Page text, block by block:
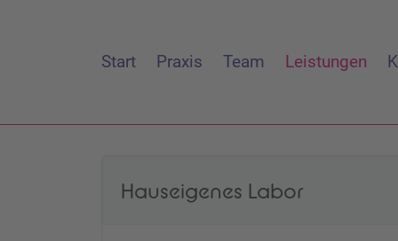
Start Praxis Team Leistungen
Hauseigenes Labor